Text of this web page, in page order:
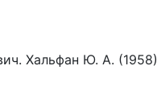
Хальфан Ю. А. (1958)